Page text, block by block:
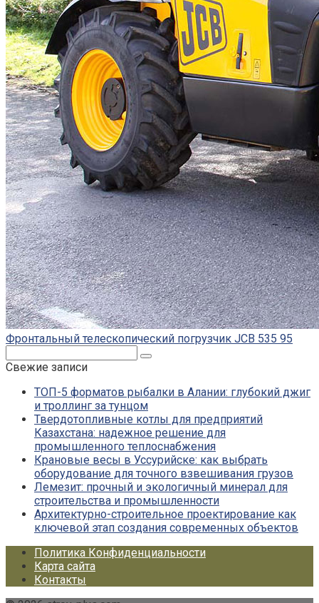
Фронтальный телескопический погрузчик JCB 535 95
Свежие записи
ТОП-5 форматов рыбалки в Алании: глубокий джиг
и троллинг за тунцом
Твердотопливные котлы для предприятий
Казахстана: надежное решение для
промышленного теплоснабжения
Крановые весы в Уссурийске: как выбрать
оборудование для точного взвешивания грузов
Лемезит: прочный и экологичный минерал для
строительства и промышленности
Архитектурно-строительное проектирование как
ключевой этап создания современных объектов
Политика Конфиденциальности
Карта сайта
Контакты